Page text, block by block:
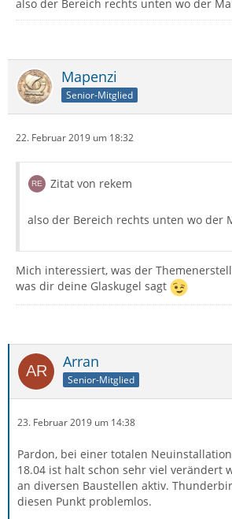
also der Bereich rechts unten wo der
Mapenzi
Senior-Mitglied
22. Februar 2019 um 18:32
Zitat von rekem
also der Bereich rechts unten wo der
Mich interessiert, was der
was dir deine Glaskugel sagt
Arran
Senior-Mitglied
23. Februar 2019 um 14:38
Pardon, bei einer totalen
18.04 ist halt schon sehr viel verändert
an diversen Baustellen aktiv.
diesen Punkt problemlos.